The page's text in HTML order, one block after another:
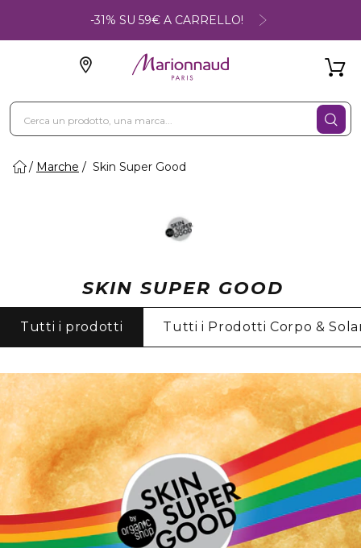
-31% SU 59€ A CARRELLO!
Marche Skin Super Good
SKIN SUPER GOOD
Tutti i prodotti Tutti i Prodotti Corpo &